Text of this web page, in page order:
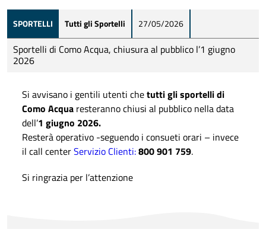
SPORTELLI Tutti gli Sportelli 27/05/2026
Sportelli di Como Acqua, chiusura al pubblico l’1 giugno
2026
Si avvisano i gentili utenti chetutti gli sportelli di
Como Acqua resteranno chiusi al pubblico nella data
dell’1 giugno 2026.
Resterà operativo -seguendo i consueti orari – invece
il call centerServizio Clienti:800 901 759.
Si ringrazia per l’attenzione